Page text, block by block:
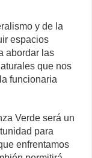
y de la
espacios
abordar las
que nos
funcionaria
Verde será un
para
enfrentamos